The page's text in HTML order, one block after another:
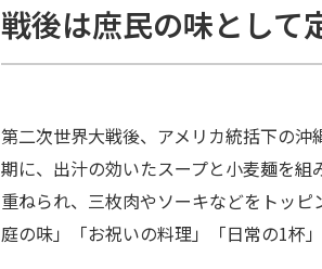
戦後は庶民の味として
第二次世界大戦後、アメリカ統括下の
期に、出汁の効いたスープと小麦麺を
重ねられ、三枚肉やソーキなどをトッ
庭の味」「お祝いの料理」「日常の1杯